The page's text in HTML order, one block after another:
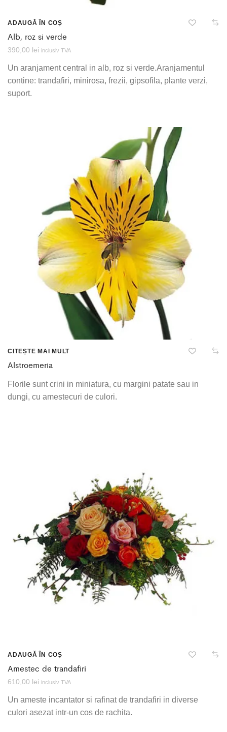
ADAUGĂ ÎN COȘ
Alb, roz si verde
390,00 lei inclusiv TVA
Un aranjament central in alb, roz si verde.Aranjamentul
contine: trandafiri, minirosa, frezii, gipsofila, plante verzi,
suport.
CITEȘTE MAI MULT
Alstroemeria
Florile sunt crini in miniatura, cu margini patate sau in
dungi, cu amestecuri de culori.
ADAUGĂ ÎN COȘ
Amestec de trandafiri
610,00 lei inclusiv TVA
Un ameste incantator si rafinat de trandafiri in diverse
culori asezat intr-un cos de rachita.